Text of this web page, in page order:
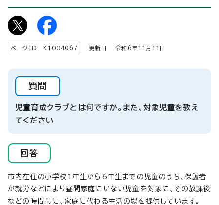
ページID K 1004067 更新日 令和6年11 月 11 日
質問
児童育成クラブとは何ですか。また、対象児童を教え
てください
回答
市内在住の小学校1年生から6年生までの児童のうち、保護者
が就労などにより昼間家庭にいない児童を対象に、その放課後
などの時間帯に、家庭に代わる生活の場を提供しています。